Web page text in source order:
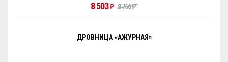
8 503₽ 8 766₽
ДРОВНИЦА «АЖУРНАЯ»